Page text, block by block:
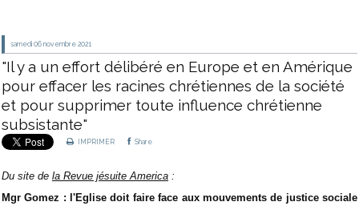
samedi 06 novembre 2021
"Il y a un effort délibéré en Europe et en Amérique
pour effacer les racines chrétiennes de la société
et pour supprimer toute influence chrétienne
subsistante"
IMPRIMER Share
Du site de la Revue jésuite America :
Mgr Gomez : l'Eglise doit faire face aux mouvements de justice sociale